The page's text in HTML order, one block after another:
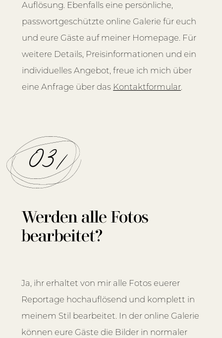
Auflösung. Ebenfalls eine persönliche,
passwortgeschützte online Galerie für euch
und eure Gäste auf meiner Homepage. Für
weitere Details, Preisinformationen und ein
individuelles Angebot, freue ich mich über
eine Anfrage über das Kontaktformular.
03/
Werden alle Fotos
bearbeitet?
Ja, ihr erhaltet von mir alle Fotos euerer
Reportage hochauflösend und komplett in
meinem Stil bearbeitet. In der online Galerie
können eure Gäste die Bilder in normaler